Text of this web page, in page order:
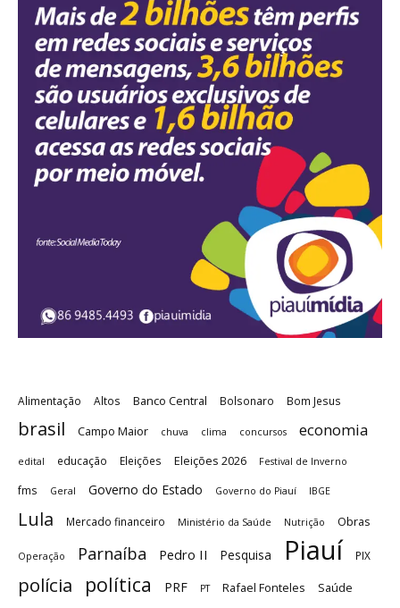
Alimentação Altos Banco Central Bolsonaro Bom Jesus
brasil Campo Maior chuva clima concursos economia
edital educação Eleições Eleições 2026 Festival de Inverno
fms Geral Governo do Estado Governo do Piauí IBGE
Lula Mercado financeiro Ministério da Saúde Nutrição Obras
Operação Parnaíba Pedro II Pesquisa Piauí PIX
polícia política PRF PT Rafael Fonteles Saúde